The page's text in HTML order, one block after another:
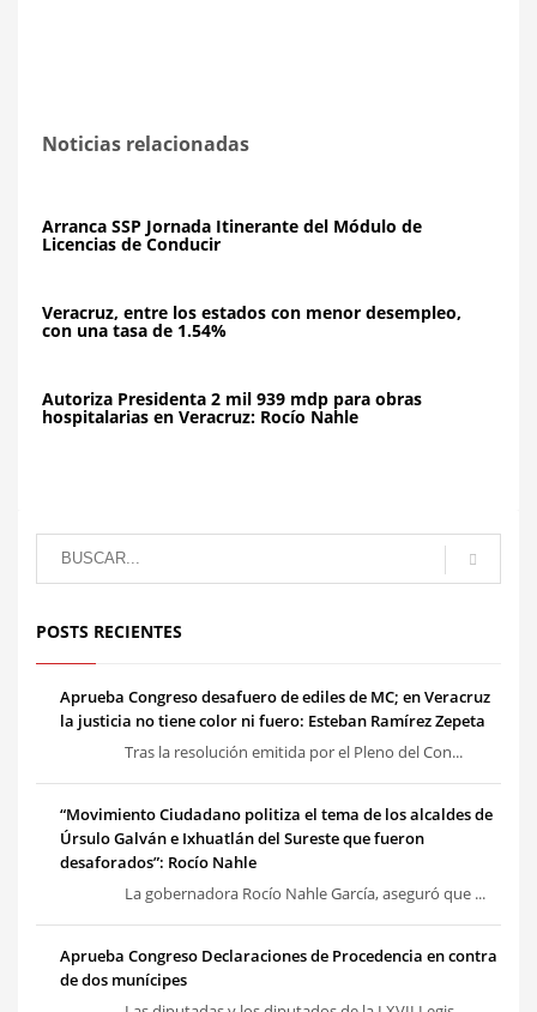
Noticias relacionadas
Arranca SSP Jornada Itinerante del Módulo de
Licencias de Conducir
Veracruz, entre los estados con menor desempleo,
con una tasa de 1.54%
Autoriza Presidenta 2 mil 939 mdp para obras
hospitalarias en Veracruz: Rocío Nahle
POSTS RECIENTES
Aprueba Congreso desafuero de ediles de MC; en Veracruz
la justicia no tiene color ni fuero: Esteban Ramírez Zepeta
Tras la resolución emitida por el Pleno del Con...
“Movimiento Ciudadano politiza el tema de los alcaldes de
Úrsulo Galván e Ixhuatlán del Sureste que fueron
desaforados”: Rocío Nahle
La gobernadora Rocío Nahle García, aseguró que ...
Aprueba Congreso Declaraciones de Procedencia en contra
de dos munícipes